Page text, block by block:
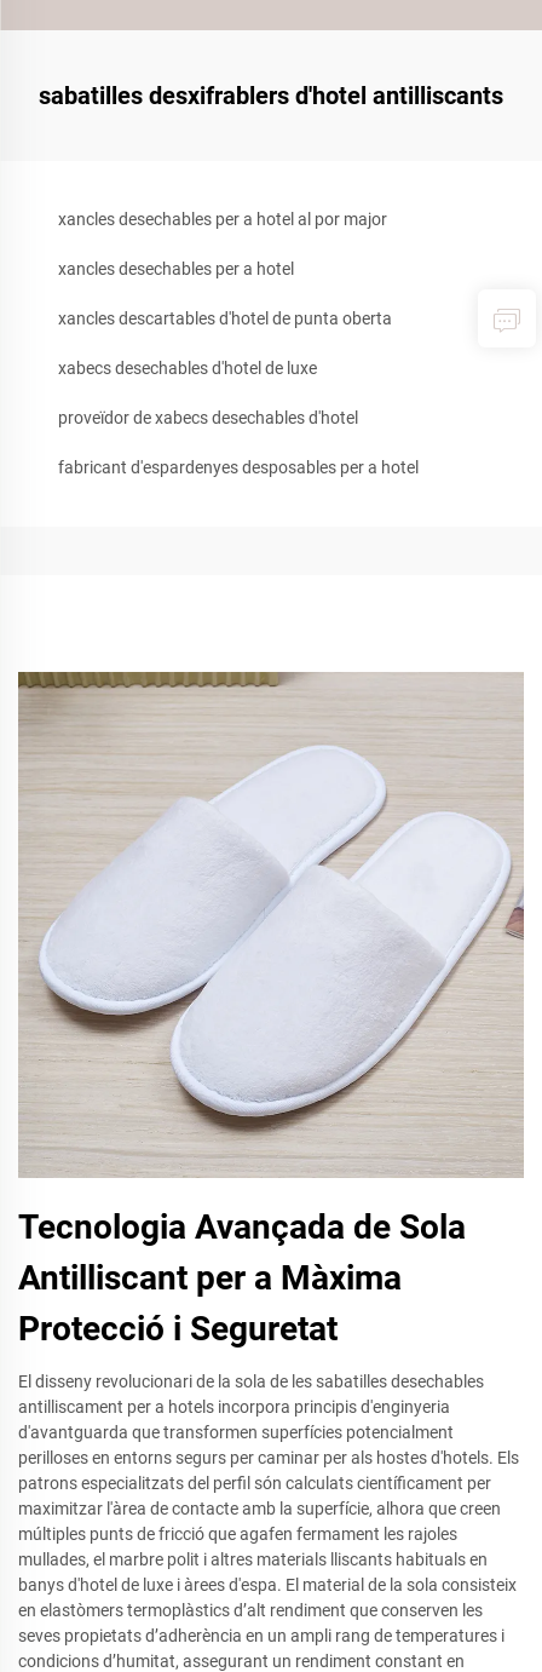
sabatilles desxifrablers d'hotel antilliscants
xancles desechables per a hotel al por major
xancles desechables per a hotel
xancles descartables d'hotel de punta oberta
xabecs desechables d'hotel de luxe
proveïdor de xabecs desechables d'hotel
fabricant d'espardenyes desposables per a hotel
Tecnologia Avançada de Sola
Antilliscant per a Màxima
Protecció i Seguretat
El disseny revolucionari de la sola de les sabatilles desechables
antilliscament per a hotels incorpora principis d'enginyeria
d'avantguarda que transformen superfícies potencialment
perilloses en entorns segurs per caminar per als hostes d'hotels. Els
patrons especialitzats del perfil són calculats científicament per
maximitzar l'àrea de contacte amb la superfície, alhora que creen
múltiples punts de fricció que agafen fermament les rajoles
mullades, el marbre polit i altres materials lliscants habituals en
banys d'hotel de luxe i àrees d'espa. El material de la sola consisteix
en elastòmers termoplàstics d’alt rendiment que conserven les
seves propietats d’adherència en un ampli rang de temperatures i
condicions d’humitat, assegurant un rendiment constant en